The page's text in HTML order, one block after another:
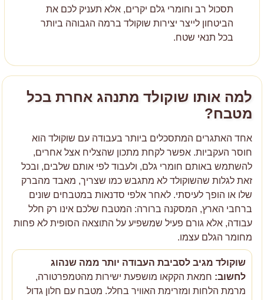
תסכול רב וחומרי גלם יקרים, אלא תעניק לכם את
הביטחון לייצר יצירות שוקולד ברמה הגבוהה ביותר
בכל תנאי שטח.
למה אותו שוקולד מתנהג אחרת בכל
מטבח?
אחד האתגרים המתסכלים ביותר בעבודה עם שוקולד הוא
חוסר העקביות. אפשר לקחת מתכון שהצליח אצל אחרים,
להשתמש באותם חומרי גלם, ולעבוד לפי אותם שלבים, ובכל
זאת לגלות שהשוקולד לא מתגבש כמו שצריך, מאבד מהברק
שלו או הופך לעיסתי. לאחר אלפי סדנאות במטבחים שונים
ברחבי הארץ, המסקנה ברורה: המטבח שלכם אינו רק חלל
עבודה, אלא גורם פעיל שמשפיע על התוצאה הסופית לא פחות
מחומר הגלם עצמו.
שוקולד מגיב לסביבת העבודה יותר ממה שנהוג
לחשוב: חמאת הקקאו מושפעת ישירות מהטמפרטורה,
מרמת הלחות ומזרימת האוויר בחלל. מטבח עם חלון גדול